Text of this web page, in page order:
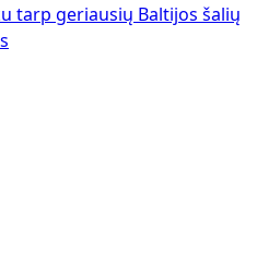
tarp geriausių Baltijos šalių